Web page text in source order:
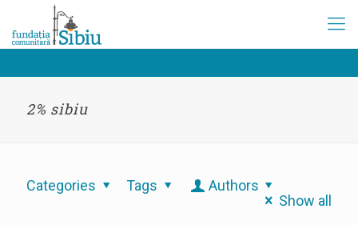
2% sibiu
Categories Tags
Authors
Show all